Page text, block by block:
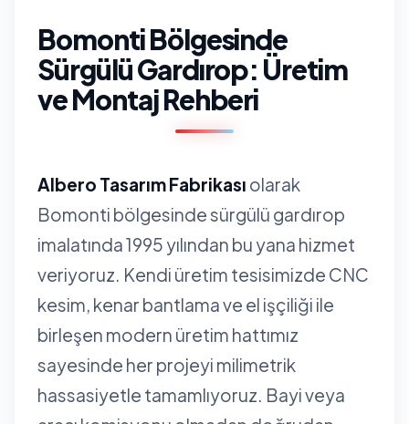
Bomonti Bölgesinde
Sürgülü Gardırop: Üretim
ve Montaj Rehberi
Albero Tasarım Fabrikası olarak
Bomonti bölgesinde sürgülü gardırop
imalatında 1995 yılından bu yana hizmet
veriyoruz. Kendi üretim tesisimizde CNC
kesim, kenar bantlama ve el işçiliği ile
birleşen modern üretim hattımız
sayesinde her projeyi milimetrik
hassasiyetle tamamlıyoruz. Bayi veya